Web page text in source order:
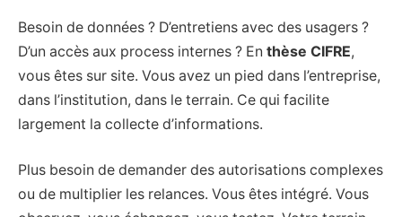
Besoin de données ? D’entretiens avec des usagers ?
D’un accès aux process internes ? En thèse CIFRE,
vous êtes sur site. Vous avez un pied dans l’entreprise,
dans l’institution, dans le terrain. Ce qui facilite
largement la collecte d’informations.
Plus besoin de demander des autorisations complexes
ou de multiplier les relances. Vous êtes intégré. Vous